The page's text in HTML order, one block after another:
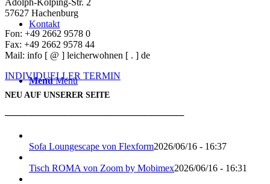
Kontakt
Menü Menü
57627 Hachenburg
Fon: +49 2662 9578 0
Fax: +49 2662 9578 44
Mail: info [ @ ] leicherwohnen [ . ] de
INDIVIDUELLER TERMIN
NEU AUF UNSERER SEITE
───────────────────────────
Sofa Loungescape von Flexform2026/06/16 - 16:37
Tisch ROMA von Zoom by Mobimex2026/06/16 - 16:31